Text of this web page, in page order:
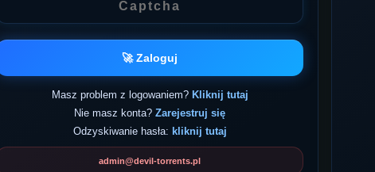
🚀 Zaloguj
Masz problem z logowaniem? Kliknij tutaj
Nie masz konta? Zarejestruj się
Odzyskiwanie hasła: kliknij tutaj
admin@devil-torrents.pl